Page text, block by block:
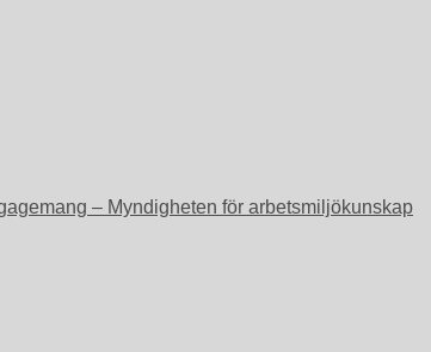
– Myndigheten för arbetsmiljökunskap